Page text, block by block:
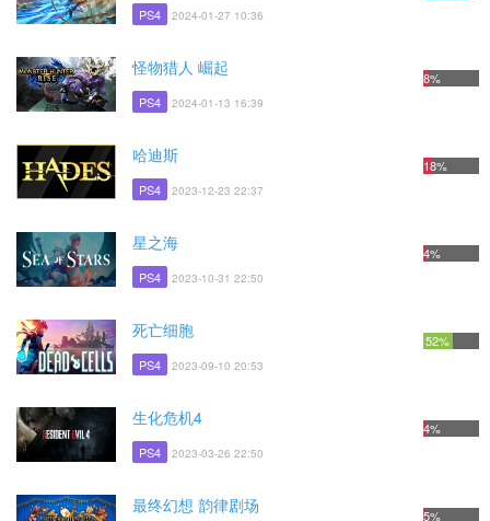
PS4 2024-01-27 10:36
怪物猎人 崛起
PS4 2024-01-13 16:39
8%
哈迪斯
PS4 2023-12-23 22:37
18%
星之海
PS4 2023-10-31 22:50
4%
死亡细胞
PS4 2023-09-10 20:53
52%
生化危机4
PS4 2023-03-26 22:50
4%
最终幻想 韵律剧场 5%